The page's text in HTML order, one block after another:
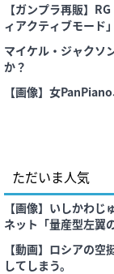
【ガンプラ再販】
ィアクティブモード
マイケル・ジャクソ
か？
【画像】女
ただいま人気
【画像】いしかわ
ネット「量産型左翼
ト陰謀妄想漫画しか
【動画】ロシアの
してしまう。